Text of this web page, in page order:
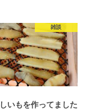
雑談
いもを作ってました